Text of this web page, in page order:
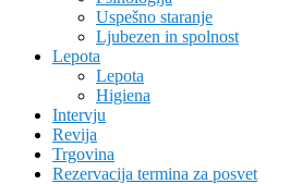
Uspešno staranje
Ljubezen in spolnost
Lepota
Lepota
Higiena
Intervju
Revija
Trgovina
Rezervacija termina za posvet